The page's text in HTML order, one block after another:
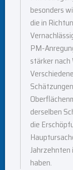
besonders
die in
PM-
stärker
derselben
die
haben.